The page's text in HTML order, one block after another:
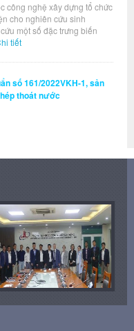
công nghệ xây dựng tổ chức
cho nghiên cứu sinh
một số đặc trưng biến
tiết
số 161/2022VKH-1, sản
thoát nước